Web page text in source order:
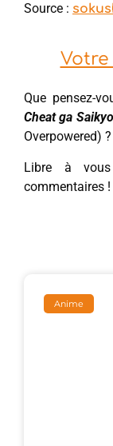
Source :
Votre
Que pensez-
Cheat ga
Overpowered) ?
Libre à
commentaires !
Anime